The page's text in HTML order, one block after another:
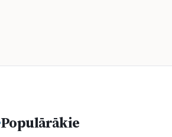
Populārākie